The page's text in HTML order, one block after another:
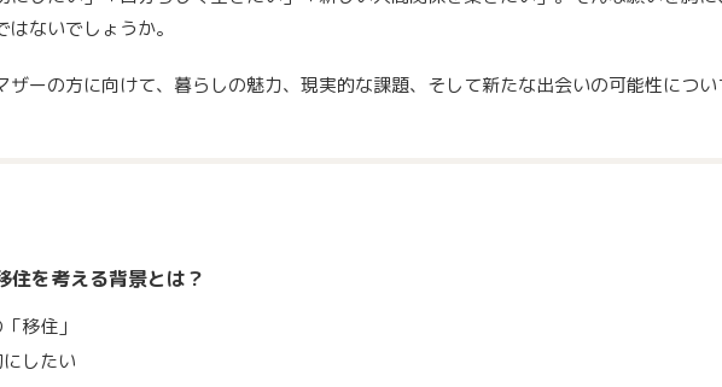
ないでしょうか。
ザーの方に向けて、暮らしの魅力、現実的な課題、そして新たな出会いの可能性につい
住を考える背景とは？
移住」
したい